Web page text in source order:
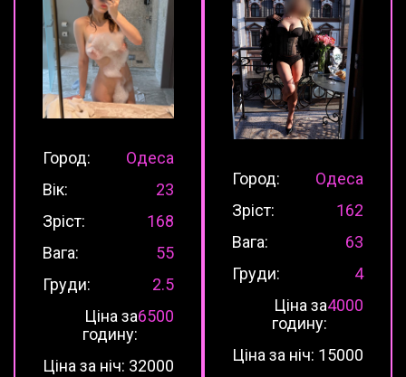
Город:
Одеса
Вік:
23
Зріст:
168
Вага:
55
Груди:
2.5
Ціна за
годину:
6500
Ціна за ніч: 32000
Город:
Одеса
Зріст:
162
Вага:
63
Груди:
4
Ціна за
годину:
4000
Ціна за ніч: 15000